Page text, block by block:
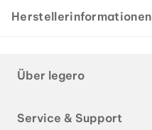
Herstellerinformationen
Über legero
Service & Support